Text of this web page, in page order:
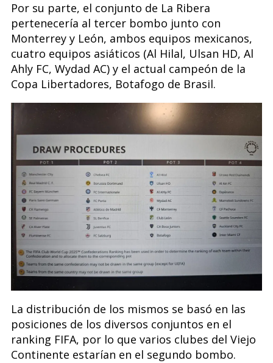
Por su parte, el conjunto de La Ribera
pertenecería al tercer bombo junto con
Monterrey y León, ambos equipos mexicanos,
cuatro equipos asiáticos (Al Hilal, Ulsan HD, Al
Ahly FC, Wydad AC) y el actual campeón de la
Copa Libertadores, Botafogo de Brasil.
La distribución de los mismos se basó en las
posiciones de los diversos conjuntos en el
ranking FIFA, por lo que varios clubes del Viejo
Continente estarían en el segundo bombo.